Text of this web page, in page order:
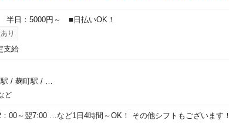
半日：5000円～ ■日払いOK！
り
支給
/ 麹町駅 /
ど
：00～翌7:00 …など1日4時間～OK！ その他シフトもございます